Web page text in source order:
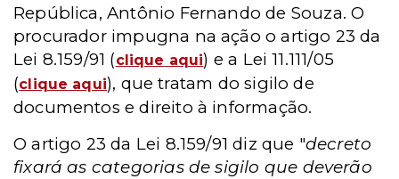
República, Antônio Fernando de Souza. O
procurador impugna na ação o artigo 23 da
Lei 8.159/91 (clique aqui) e a Lei 11.111/05
(clique aqui), que tratam do sigilo de
documentos e direito à informação.
O artigo 23 da Lei 8.159/91 diz que "decreto
fixará as categorias de sigilo que deverão